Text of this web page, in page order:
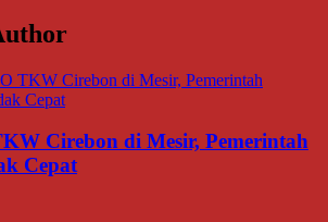
Cirebon di Mesir, Pemerintah
Cepat